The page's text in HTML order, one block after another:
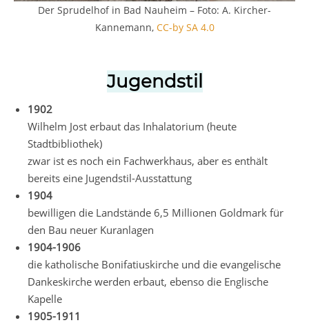
Der Sprudelhof in Bad Nauheim – Foto: A. Kircher-
Kannemann, CC-by SA 4.0
Jugendstil
1902
Wilhelm Jost erbaut das Inhalatorium (heute
Stadtbibliothek)
zwar ist es noch ein Fachwerkhaus, aber es enthält
bereits eine Jugendstil-Ausstattung
1904
bewilligen die Landstände 6,5 Millionen Goldmark für
den Bau neuer Kuranlagen
1904-1906
die katholische Bonifatiuskirche und die evangelische
Dankeskirche werden erbaut, ebenso die Englische
Kapelle
1905-1911